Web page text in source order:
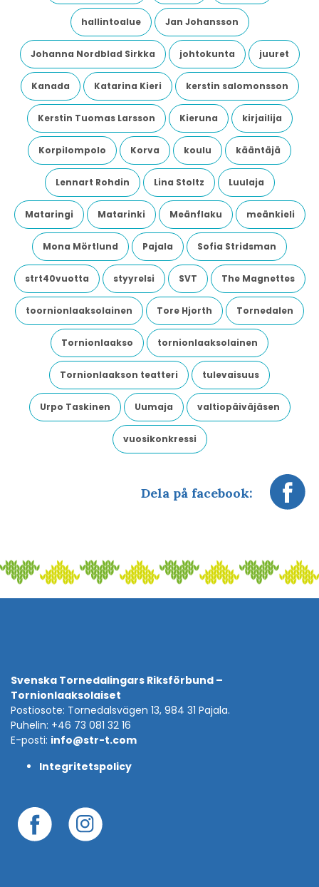
hallintoalue Jan Johansson
Johanna Nordblad Sirkka johtokunta juuret
Kanada Katarina Kieri kerstin salomonsson
Kerstin Tuomas Larsson Kieruna kirjailija
Korpilompolo Korva koulu kääntäjä
Lennart Rohdin Lina Stoltz Luulaja
Mataringi Matarinki Meänflaku meänkieli
Mona Mörtlund Pajala Sofia Stridsman
strt40vuotta styyrelsi SVT The Magnettes
toornionlaaksolainen Tore Hjorth Tornedalen
Tornionlaakso tornionlaaksolainen
Tornionlaakson teatteri tulevaisuus
Urpo Taskinen Uumaja valtiopäiväjäsen
vuosikonkressi
Dela på facebook:
Svenska Tornedalingars Riksförbund –
Tornionlaaksolaiset
Postiosote: Tornedalsvägen 13, 984 31 Pajala.
Puhelin: +46 73 081 32 16
E-posti: info@str-t.com
Integritetspolicy